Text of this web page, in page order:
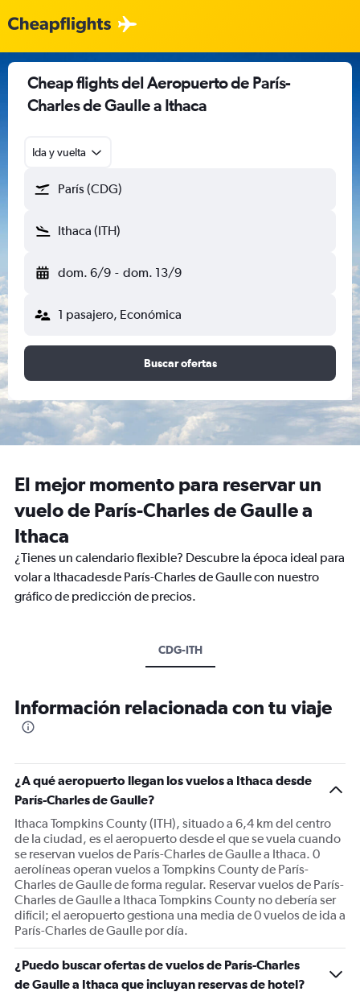
Cheap flights del Aeropuerto de París-
Charles de Gaulle a Ithaca
Ida y vuelta
París (CDG)
Ithaca (ITH)
dom. 6/9 - dom. 13/9
1 pasajero, Económica
Buscar ofertas
El mejor momento para reservar un
vuelo de París-Charles de Gaulle a
Ithaca
¿Tienes un calendario flexible? Descubre la época ideal para
volar a Ithacadesde París-Charles de Gaulle con nuestro
gráfico de predicción de precios.
CDG-ITH
Información relacionada con tu viaje
¿A qué aeropuerto llegan los vuelos a Ithaca desde
París-Charles de Gaulle?
Ithaca Tompkins County (ITH), situado a 6,4 km del centro
de la ciudad, es el aeropuerto desde el que se vuela cuando
se reservan vuelos de París-Charles de Gaulle a Ithaca. 0
aerolíneas operan vuelos a Tompkins County de París-
Charles de Gaulle de forma regular. Reservar vuelos de París-
Charles de Gaulle a Ithaca Tompkins County no debería ser
difícil; el aeropuerto gestiona una media de 0 vuelos de ida a
París-Charles de Gaulle por día.
¿Puedo buscar ofertas de vuelos de París-Charles
de Gaulle a Ithaca que incluyan reservas de hotel?